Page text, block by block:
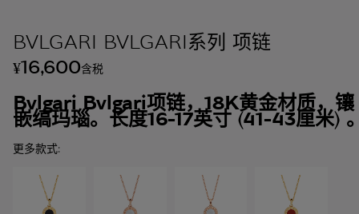
BVLGARI BVLGARI系列 项链
¥16,600含税
Bvlgari Bvlgari项链，18K黄金材质，镶
嵌缟玛瑙。长度16-17英寸 (41-43厘米)
更多款式: